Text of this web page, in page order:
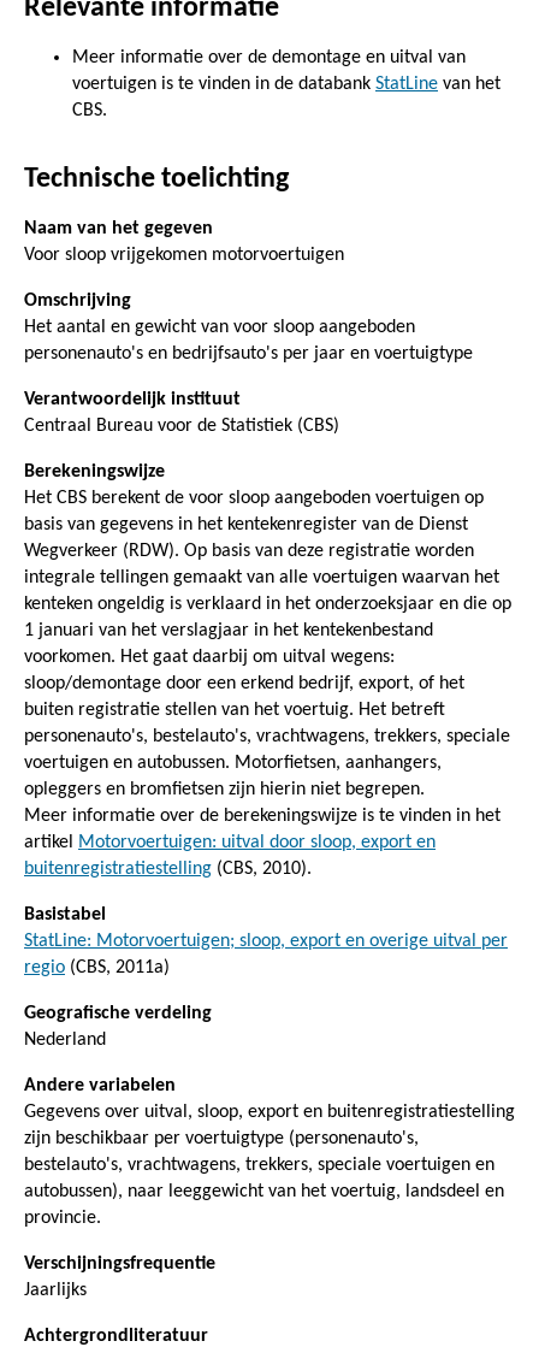
Relevante informatie
Meer informatie over de demontage en uitval van
voertuigen is te vinden in de databank StatLine van het
CBS.
Technische toelichting
Naam van het gegeven
Voor sloop vrijgekomen motorvoertuigen
Omschrijving
Het aantal en gewicht van voor sloop aangeboden
personenauto's en bedrijfsauto's per jaar en voertuigtype
Verantwoordelijk instituut
Centraal Bureau voor de Statistiek (CBS)
Berekeningswijze
Het CBS berekent de voor sloop aangeboden voertuigen op
basis van gegevens in het kentekenregister van de Dienst
Wegverkeer (RDW). Op basis van deze registratie worden
integrale tellingen gemaakt van alle voertuigen waarvan het
kenteken ongeldig is verklaard in het onderzoeksjaar en die op
1 januari van het verslagjaar in het kentekenbestand
voorkomen. Het gaat daarbij om uitval wegens:
sloop/demontage door een erkend bedrijf, export, of het
buiten registratie stellen van het voertuig. Het betreft
personenauto's, bestelauto's, vrachtwagens, trekkers, speciale
voertuigen en autobussen. Motorfietsen, aanhangers,
opleggers en bromfietsen zijn hierin niet begrepen.
Meer informatie over de berekeningswijze is te vinden in het
artikel
Motorvoertuigen: uitval door sloop, export en
buitenregistratiestelling (CBS, 2010).
Basistabel
StatLine: Motorvoertuigen; sloop, export en overige uitval per
regio (CBS, 2011a)
Geografische verdeling
Nederland
Andere variabelen
Gegevens over uitval, sloop, export en buitenregistratiestelling
zijn beschikbaar per voertuigtype (personenauto's,
bestelauto's, vrachtwagens, trekkers, speciale voertuigen en
autobussen), naar leeggewicht van het voertuig, landsdeel en
provincie.
Verschijningsfrequentie
Jaarlijks
Achtergrondliteratuur